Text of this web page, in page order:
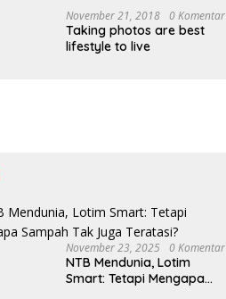
hingga Tanam 1.000
Mangrove
November 21, 2018 0 Komentar
Taking photos are best
lifestyle to live
November 23, 2025 0 Komentar
NTB Mendunia, Lotim
Smart: Tetapi Mengapa